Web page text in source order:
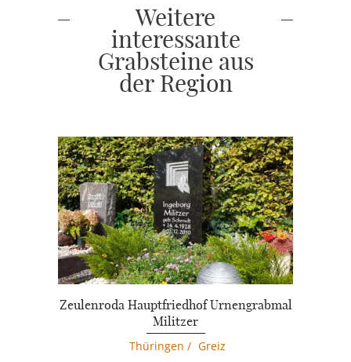
Weitere
interessante
Grabsteine aus
der Region
Zeulenroda Hauptfriedhof Urnengrabmal
Militzer
Thüringen / Greiz